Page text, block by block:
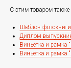
С этим товаром
Шаблон
Диплом
Виньетка и рамка
Виньетка и рамка